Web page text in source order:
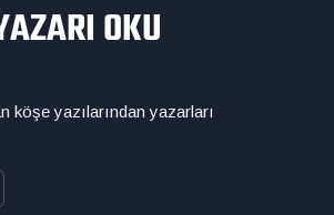
köşe yazılarından yazarları